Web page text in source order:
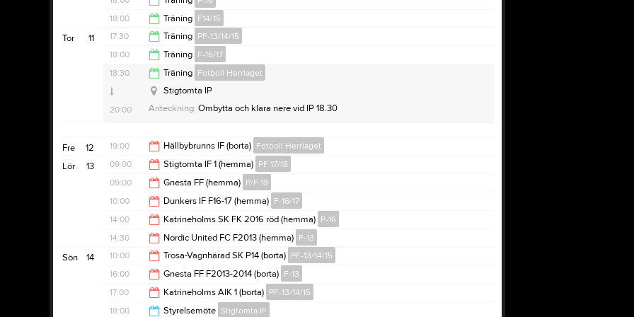
19:30
19:30
18:00 Träning F14/15
19:30
11
Tor 17:30 Träning PF-13/14/15
19:00
Stigtomta IP
18:00 Träning F-16/17
19:15
Tängsta IP
Anteckning:Samling 17.50, träningen börjar 18.00.
18:30 Träning Fotboll Herrlaget
20:00
Stigtomta IP
Anteckning: Ombytta och klara nere vid IP 18.30
12
Fre 19:00 Hällbybrunns IF (borta) Fotboll Herrlaget
21:00
13
Lör 09:00 Stigtomta IF 1 (hemma) PF 17/18
16:00
09:00 Gnesta FF (hemma) P/F 19
16:00
10:00 Dunkers IF F16-17 (hemma) F-16/17
11:00
14:00 Katrineholms SK FK 2016 röd (hemma) P-16
16:00
14:30 Nordic United FC F2013 (hemma) F-13
16:30
14
Sön 10:00 Trosa-Vagnhärad SK P14 (borta) PF-13/14/15
12:00
16:00 Gnesta FF F2013-2014 (borta) F-13
18:00
17:00 Katrineholms AIK 1 (borta) PF-13/14/15
18:00 Styrelsemöte Stigtomta IF